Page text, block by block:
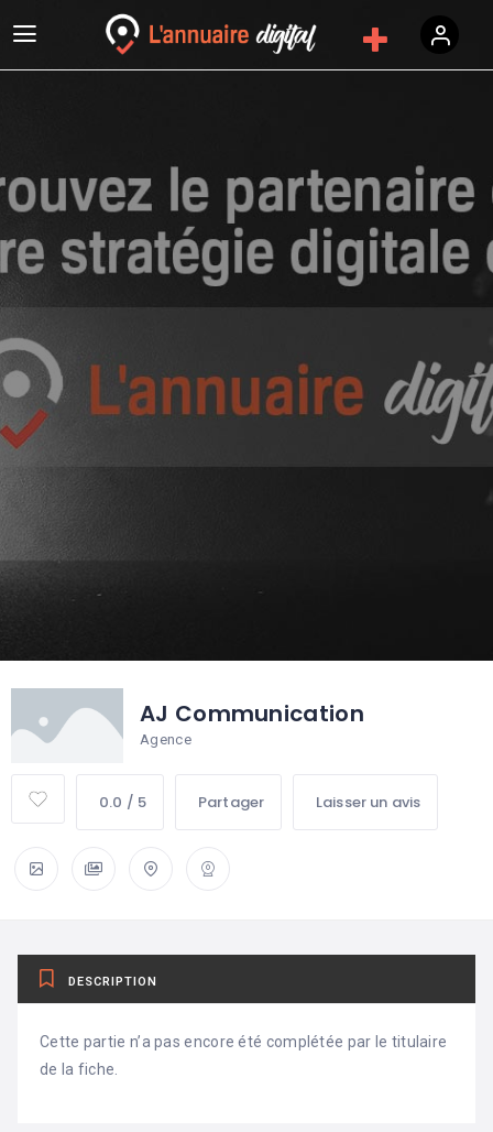
AJ Communication
Agence
0.0 / 5 Partager Laisser un avis
DESCRIPTION
Cette partie n’a pas encore été complétée par le titulaire
de la fiche.